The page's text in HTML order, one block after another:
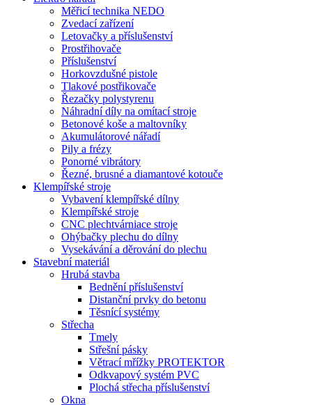
Měřicí technika NEDO
Zvedací zařízení
Letovačky a příslušenství
Prostřihovače
Příslušenství
Horkovzdušné pistole
Tlakové postřikovače
Řezačky polystyrenu
Náhradní díly na omítací stroje
Betonové koše a maltovníky
Akumulátorové nářadí
Pily a frézy
Ponorné vibrátory
Řezné, brusné a diamantové kotouče
Klempířské stroje
Vybavení klempířské dílny
Klempířské stroje
CNC plechtvárniace stroje
Ohýbačky plechu do dílny
Vysekávání a děrování do plechu
Stavební materiál
Hrubá stavba
Bednění příslušenství
Distanční prvky do betonu
Těsnící systémy
Střecha
Tmely
Střešní pásky
Větrací mřížky PROTEKTOR
Odkvapový systém PVC
Plochá střecha příslušenství
Okna